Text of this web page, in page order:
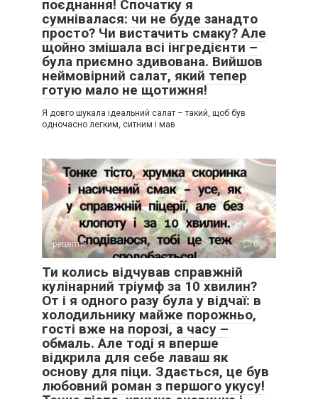
поєднання! Спочатку я
сумнівалася: чи не буде занадто
просто? Чи вистачить смаку? Але
щойно змішала всі інгредієнти –
була приємно здивована. Вийшов
неймовірний салат, який тепер
готую мало не щотижня!
Я довго шукала ідеальний салат – такий, щоб був
одночасно легким, ситним і мав
рецепти 0
Ти колись відчував справжній
кулінарний тріумф за 10 хвилин?
От і я одного разу була у відчаї: в
холодильнику майже порожньо,
гості вже на порозі, а часу –
обмаль. Але тоді я вперше
відкрила для себе лаваш як
основу для піци. Здається, це був
любовний роман з першого укусу!